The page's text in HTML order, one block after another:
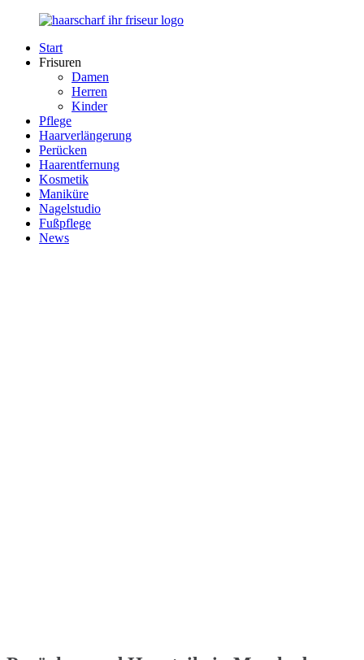
Zurück
Inhalt
Haarscharf
Händen
Start
Frisuren
Damen
Herren
Kinder
Pflege
Haarverlängerung
Perücken
Haarentfernung
Kosmetik
Maniküre
Nagelstudio
Fußpflege
News